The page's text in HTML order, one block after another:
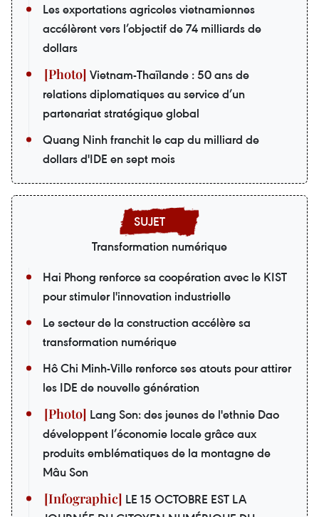
Les exportations agricoles vietnamiennes
accélèrent vers l’objectif de 74 milliards de
dollars
Vietnam-Thaïlande : 50 ans de
relations diplomatiques au service d’un
partenariat stratégique global
Quang Ninh franchit le cap du milliard de
dollars d'IDE en sept mois
Transformation numérique
Hai Phong renforce sa coopération avec le KIST
pour stimuler l'innovation industrielle
Le secteur de la construction accélère sa
transformation numérique
Hô Chi Minh-Ville renforce ses atouts pour attirer
les IDE de nouvelle génération
Lang Son: des jeunes de l'ethnie Dao
développent l’économie locale grâce aux
produits emblématiques de la montagne de
Mâu Son
LE 15 OCTOBRE EST LA